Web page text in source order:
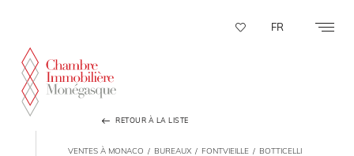
FR
RETOUR À LA LISTE
VENTES À MONACO BUREAUX FONTVIEILLE BOTTICELLI